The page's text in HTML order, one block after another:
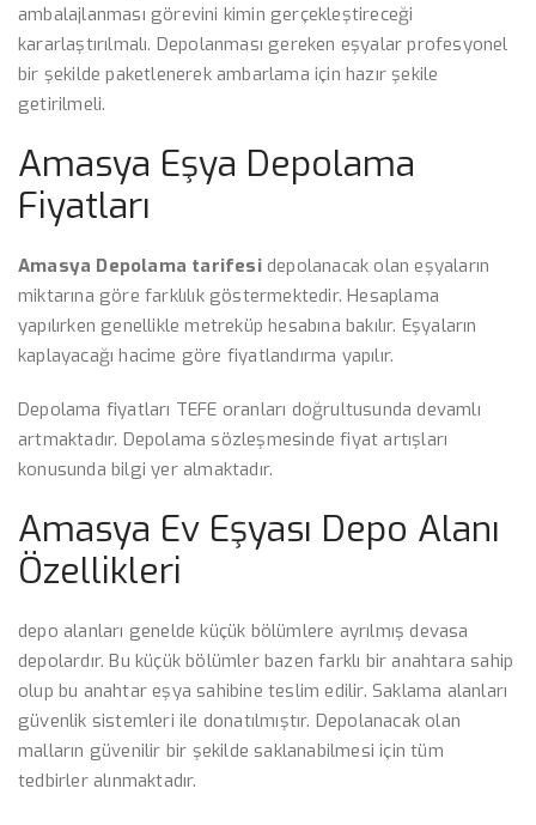
ambalajlanması görevini kimin gerçekleştireceği
kararlaştırılmalı. Depolanması gereken eşyalar profesyonel
bir şekilde paketlenerek ambarlama için hazır şekile
getirilmeli.
Amasya Eşya Depolama
Fiyatları
Amasya Depolama tarifesidepolanacak olan eşyaların
miktarına göre farklılık göstermektedir. Hesaplama
yapılırken genellikle metreküp hesabına bakılır. Eşyaların
kaplayacağı hacime göre fiyatlandırma yapılır.
Depolama fiyatları TEFE oranları doğrultusunda devamlı
artmaktadır. Depolama sözleşmesinde fiyat artışları
konusunda bilgi yer almaktadır.
Amasya Ev Eşyası Depo Alanı
Özellikleri
depo alanları genelde küçük bölümlere ayrılmış devasa
depolardır. Bu küçük bölümler bazen farklı bir anahtara sahip
olup bu anahtar eşya sahibine teslim edilir. Saklama alanları
güvenlik sistemleri ile donatılmıştır. Depolanacak olan
malların güvenilir bir şekilde saklanabilmesi için tüm
tedbirler alınmaktadır.